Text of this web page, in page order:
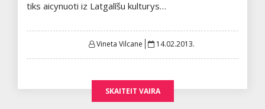
tiks aicynuoti iz Latgalīšu kulturys…
Vineta Vilcane
Posted
14.02.2013.
SKAITEIT VAIRA